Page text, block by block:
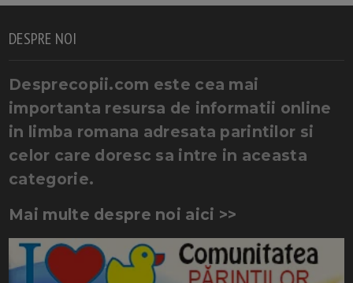
DESPRE NOI
Desprecopii.com este cea mai
importanta resursa de informatii online
in limba romana adresata parintilor si
celor care doresc sa intre in aceasta
categorie.
Mai multe despre noi aici >>